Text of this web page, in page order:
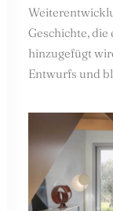
Geschichte,
hinzugefügt
Entwurfs und